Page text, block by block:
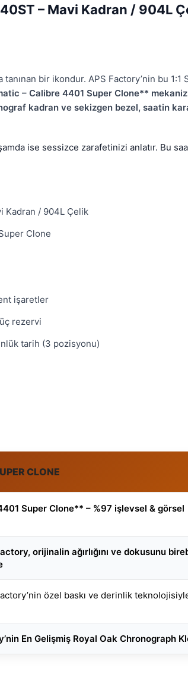
– Mavi Kadran / 904L
bir ikondur. APS Factory’nin bu 1:1
– Calibre 4401 Super Clone**
kadran ve sekizgen bezel, saatin
ise sessizce zarafetinizi anlatır. Bu
Kadran / 904L Çelik
Clone
işaretler
rezervi
tarih (3 pozisyonu)
CLONE
Super Clone** – %97 işlevsel & görsel
orijinalin ağırlığını ve dokusunu
özel baskı ve derinlik
En Gelişmiş Royal Oak Chronograph